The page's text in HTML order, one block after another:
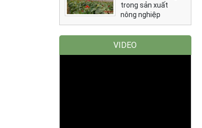
trong sản xuất
nông nghiệp
VIDEO